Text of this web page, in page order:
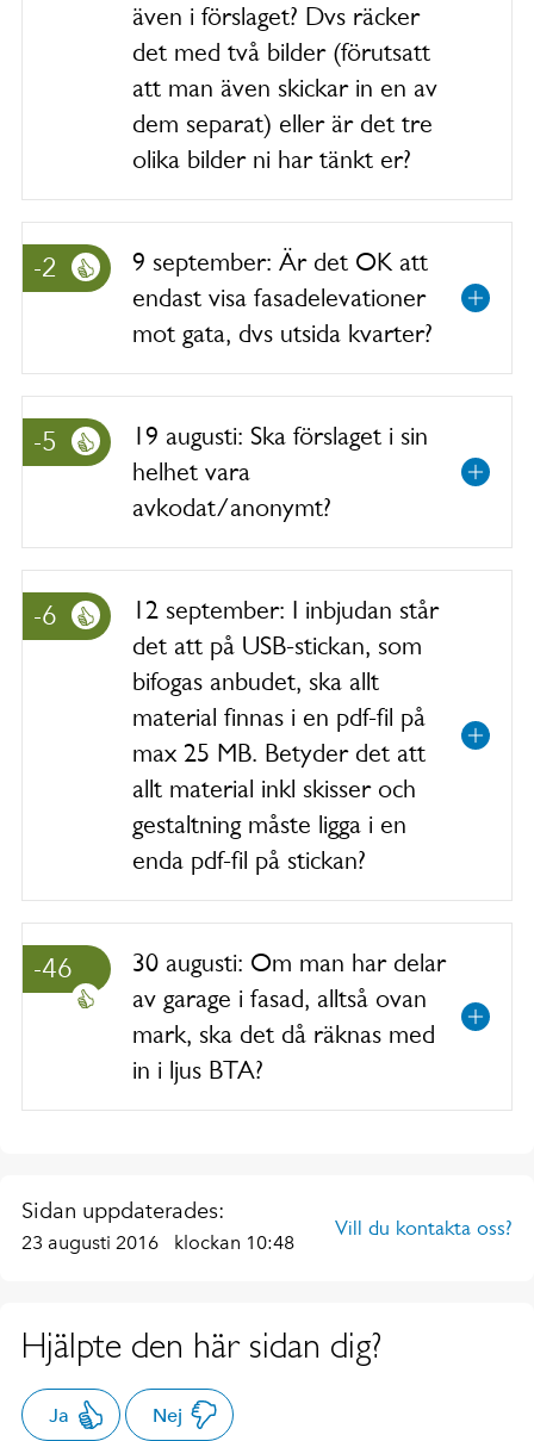
även i förslaget? Dvs räcker
det med två bilder (förutsatt
att man även skickar in en av
dem separat) eller är det tre
olika bilder ni har tänkt er?
-2
9 september: Är det OK att
endast visa fasadelevationer
mot gata, dvs utsida kvarter?
-5
19 augusti: Ska förslaget i sin
helhet vara
avkodat/anonymt?
-6
12 september: I inbjudan står
det att på USB-stickan, som
bifogas anbudet, ska allt
material finnas i en pdf-fil på
max 25 MB. Betyder det att
allt material inkl skisser och
gestaltning måste ligga i en
enda pdf-fil på stickan?
-46
30 augusti: Om man har delar
av garage i fasad, alltså ovan
mark, ska det då räknas med
in i ljus BTA?
Sidan uppdaterades:
23 augusti 2016 klockan 10:48
Vill du kontakta oss?
Hjälpte den här sidan dig?
Ja Nej